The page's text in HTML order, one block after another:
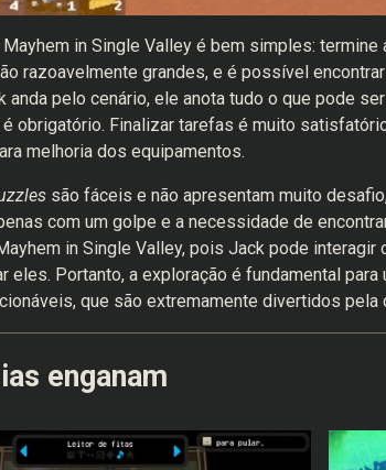
in Single Valley é bem simples:
razoavelmente grandes, e é possível
anda pelo cenário, ele anota tudo o que pode
obrigatório. Finalizar tarefas é muito
melhoria dos equipamentos.
são fáceis e não apresentam muito
com um golpe e a necessidade de
in Single Valley, pois Jack pode
eles. Portanto, a exploração é fundamental
que são extremamente divertidos pela
enganam